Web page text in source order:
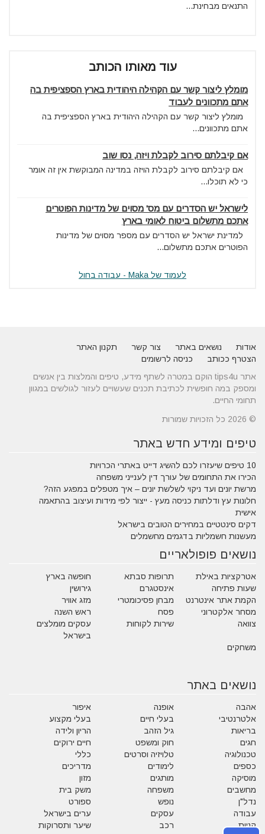
התנאים מבחינת...
עוד מאותו הכותב
מומלץ ליצור קשר עם הקהילה היהודית בארץ הספציפית בה
אתם מתכוונים לעבוד
מומלץ ליצור קשר עם הקהילה היהודית בארץ הספציפית בה
אתם מתכוונים...
אם קיבלתם סירוב לקבלת ויזה, נסו שוב
אם קיבלתם סירוב לקבלת הויזה במדינה המבוקשת אין זה אומר
כי לא תוכלו...
לישראל יש הסדרים עם מס' מסוים של מדינות הפוטרים
אתכם מתשלום ביטוח לאומי בארץ
למדינת ישראל יש הסדרים עם מספר מסוים של מדינות
הפוטרים אתכם מתשלום...
לעמוד של Maka - עבודה בחול
אודות נושאים באתר צור קשר
תקנון האתר
הצטרף ככותב
כניסה לרשומים
אתר tips4u הוקם במטרה לשתף מידע, טיפים והמלצות בין אנשים
ומספק במה חופשית לכתיבת תכנים שעשויים לעזור לגולשים במגוון
תחומי החיים.
© 2026 כל הזכויות שמורות
טיפים ומידע חדש באתר
10 טיפים שיעזרו לכם להשיג דייט באתרי הכרויות
הכירו את התחומים של עורך דין לענייני משפחה
מרשת יונים ועד ניקוי לשלשת יונים – איך מטפלים במפגע הזה?
חלונות עץ ודלתות כניסה מעץ - ייצור לפי מידות ועיצוב בהתאמה
אישית
דקים סינטטיים במחירים הטובים בישראל
מעשנות חשמליות בדגמים מחשמלים
נושאים פופולאריים
אטרקציות באילת תרופות סבתא
חופשה בארץ
שעות פתיחה
אינסטגרם
גירושין
הקמת אתר אינטרנט
מבחן פסיכומטרי
מזג אוויר
מסחר אלקטרוני
פסח
ראש השנה
צוואה
שירות לקוחות
עסקים מומלצים
בישראל
משחקים
נושאים באתר
אהבה אופנה
איפור
אלטרנטיבי
בעלי חיים
בעלי מקצוע
בריאות
גיל הזהב
הריון ולידה
חגים
חוק ומשפט
חיים ירוקים
טכנולוגיה
טלויזיה וסרטים
כללי
כספים
לימודים
מדריכים
מוסיקה
מותגים
מזון
מחשבים
משפחה
משק בית
נדל"ן
נופש
ספורט
עבודה
עסקים
ערים בישראל
קניות
רכב
שיער ותסרוקות